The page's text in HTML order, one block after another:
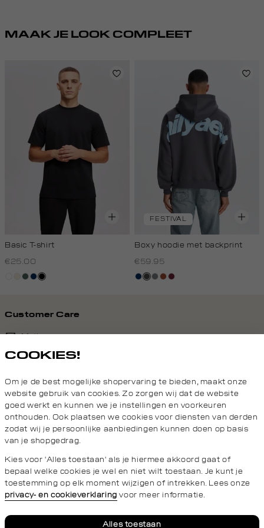
MAAK JE LOOK COMPLEET
Basic T-shirt
€25.00
kit,groen,
donkerblauw
zwart
FESTIVAL
Boxy hoodie met backprint
€59.95
donkerblauw
donkergrijs
middengrijs
bruinbordeaux
Customer Care
Mail ons
Van maandag t/m vrijdag van 8.30 uur tot 18.00 uur.
Service
Privacy- en cookieverklaringAlgemene Voorwaarden
COOKIES!
Om je de best mogelijke shopervaring te bieden, maakt onze
website gebruik van cookies. Zo zorgen wij dat de website
goed werkt en kunnen we je instellingen en voorkeuren
onthouden. Ook plaatsen we cookies voor diensten van derden
zodat wij je persoonlijke aanbiedingen kunnen doen op basis
van je shopgedrag.
Kies voor 'Alles toestaan' als je hiermee akkoord gaat of
bepaal welke cookies je wel en niet wilt toestaan. Je kunt je
toestemming op elk moment wijzigen of intrekken. Lees onze
privacy- en cookieverklaring voor meer informatie.
Alles toestaan